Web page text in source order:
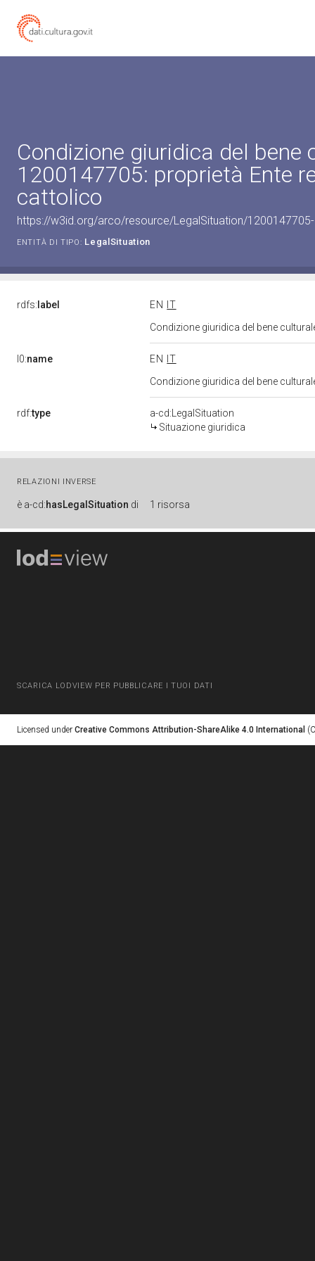
Condizione giuridica del bene
1200147705: proprietà Ente
cattolico
https://w3id.org/arco/resource/LegalSituation/
ENTITÀ DI TIPO: LegalSituation
rdfs: label EN
IT
Condizione giuridica del bene
l0:name EN
IT
Condizione giuridica del bene
rdf:type
a-cd:LegalSituation
Situazione giuridica
RELAZIONI INVERSE
è a-cd:hasLegalSituation di 1 risorsa
SCARICA LODVIEW PER PUBBLICARE I TUOI DATI
Licensed under Creative Commons Attribution-ShareAlike 4.0 International